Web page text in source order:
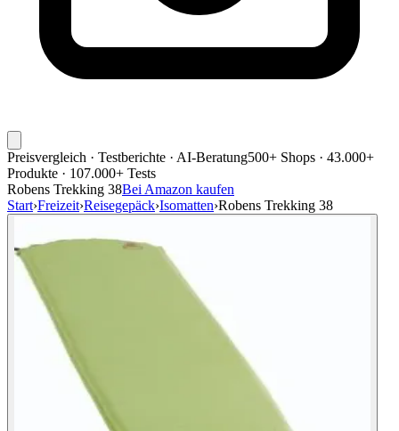
Preisvergleich · Testberichte · AI-Beratung500+ Shops · 43.000+
Produkte · 107.000+ Tests
Robens Trekking 38Bei Amazon kaufen
Start›Freizeit›Reisegepäck›Isomatten›Robens Trekking 38